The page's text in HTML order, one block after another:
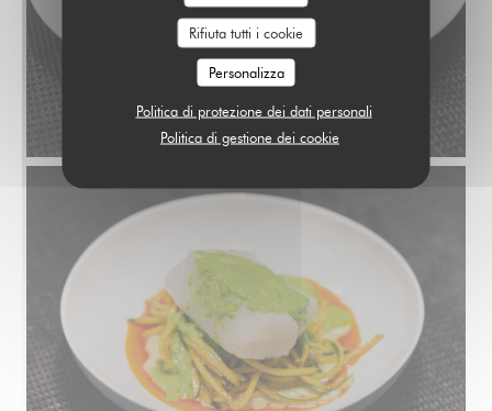
Rifiuta tutti i cookie
Personalizza
Politica di protezione dei dati personali
Politica di gestione dei cookie